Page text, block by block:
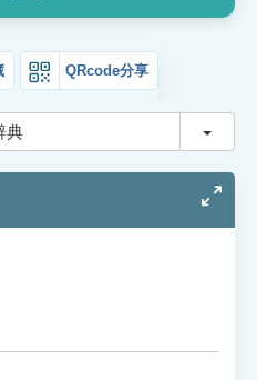
QRcode分享
典 切換